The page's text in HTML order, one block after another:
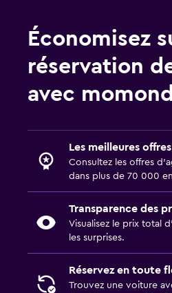
Économisez
réservation
avec
Les meilleures
Consultez les offres
dans plus de 70 000
Transparence des
Visualisez le prix total
les surprises.
Réservez en toute
Trouvez une voiture